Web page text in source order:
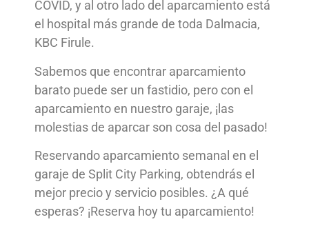
COVID, y al otro lado del aparcamiento está
el hospital más grande de toda Dalmacia,
KBC Firule.
Sabemos que encontrar aparcamiento
barato puede ser un fastidio, pero con el
aparcamiento en nuestro garaje, ¡las
molestias de aparcar son cosa del pasado!
Reservando aparcamiento semanal en el
garaje de Split City Parking, obtendrás el
mejor precio y servicio posibles. ¿A qué
esperas? ¡Reserva hoy tu aparcamiento!